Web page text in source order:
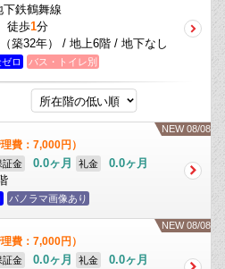
鉄鶴舞線
徒歩1分
築32年） / 地上6階 / 地下なし
ロ バス・トイレ別
NEW 08/08
理費：7,000円）
証金 0.0ヶ月 礼金
0.0ヶ月
パノラマ画像あり
NEW 08/08
理費：7,000円）
証金 0.0ヶ月 礼金
0.0ヶ月